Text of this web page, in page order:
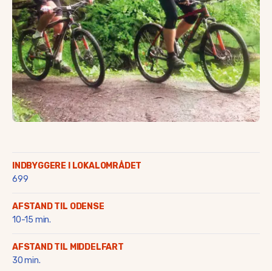
Saltofte
Skalbjerg & Magtenbølle
Skallebølle
Skydebjerg
Søby
Søllested & Vedtofte
Thorøhuse
Tommerup & Tommerup
Turup
INDBYGGERE I LOKALOMRÅDET
699
AFSTAND TIL ODENSE
10-15 min.
AFSTAND TIL MIDDELFART
30 min.